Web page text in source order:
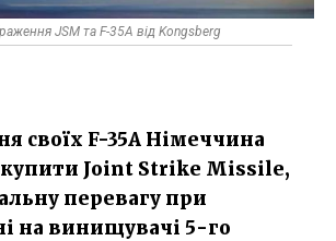
JSM та F-35A від Kongsberg
своїх F-35A Німеччина
Joint Strike Missile,
перевагу при
на винищувачі 5-го